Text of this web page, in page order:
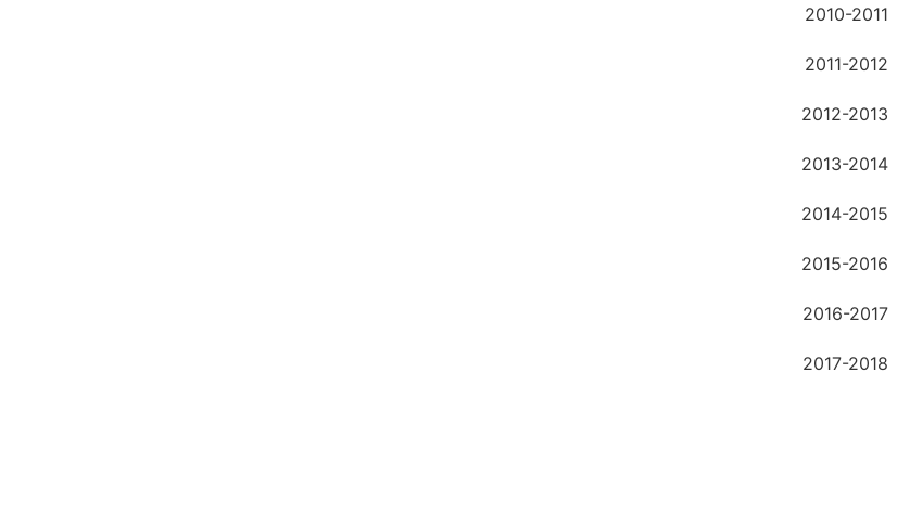
2010-2011
2011-2012
2012-2013
2013-2014
2014-2015
2015-2016
2016-2017
2017-2018